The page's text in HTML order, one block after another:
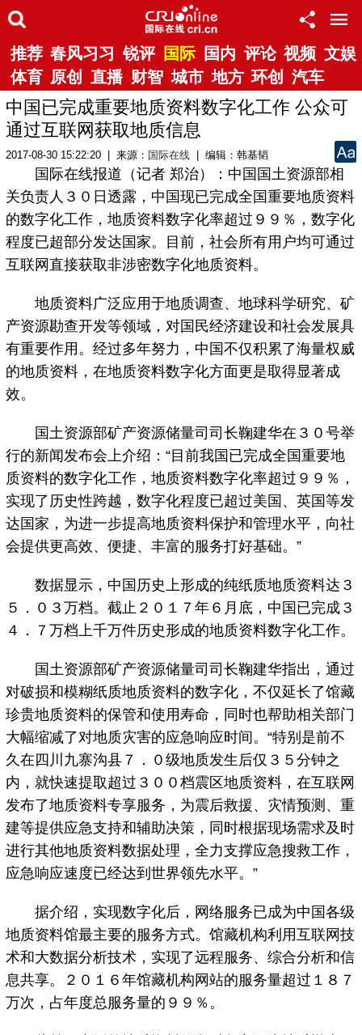
推荐 春风习习 锐评 国际 国内 评论 视频 文娱
体育 原创 直播 财智 城市 地方 环创 汽车
中国已完成重要地质资料数字化工作 公众可
通过互联网获取地质信息
2017-08-30 15:22:20 | 来源： 国际在线 | 编辑：韩基韬
国际在线报道（记者 郑治）：中国国土资源部相
关负责人３０日透露，中国现已完成全国重要地质资料
的数字化工作，地质资料数字化率超过９９％，数字化
程度已超部分发达国家。目前，社会所有用户均可通过
互联网直接获取非涉密数字化地质资料。
地质资料广泛应用于地质调查、地球科学研究、矿
产资源勘查开发等领域，对国民经济建设和社会发展具
有重要作用。经过多年努力，中国不仅积累了海量权威
的地质资料，在地质资料数字化方面更是取得显著成
效。
国土资源部矿产资源储量司司长鞠建华在３０号举
行的新闻发布会上介绍：“目前我国已完成全国重要地
质资料的数字化工作，地质资料数字化率超过９９％，
实现了历史性跨越，数字化程度已超过美国、英国等发
达国家，为进一步提高地质资料保护和管理水平，向社
会提供更高效、便捷、丰富的服务打好基础。”
数据显示，中国历史上形成的纯纸质地质资料达３
５．０３万档。截止２０１７年６月底，中国已完成３
４．７万档上千万件历史形成的地质资料数字化工作。
国土资源部矿产资源储量司司长鞠建华指出，通过
对破损和模糊纸质地质资料的数字化，不仅延长了馆藏
珍贵地质资料的保管和使用寿命，同时也帮助相关部门
大幅缩减了对地质灾害的应急响应时间。“特别是前不
久在四川九寨沟县７．０级地质发生后仅３５分钟之
内，就快速提取超过３００档震区地质资料，在互联网
发布了地质资料专享服务，为震后救援、灾情预测、重
建等提供应急支持和辅助决策，同时根据现场需求及时
进行其他地质资料数据处理，全力支撑应急搜救工作，
应急响应速度已经达到世界领先水平。”
据介绍，实现数字化后，网络服务已成为中国各级
地质资料馆最主要的服务方式。馆藏机构利用互联网技
术和大数据分析技术，实现了远程服务、综合分析和信
息共享。２０１６年馆藏机构网站的服务量超过１８７
万次，占年度总服务量的９９％。